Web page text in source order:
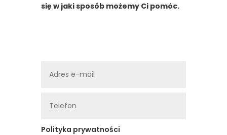
się w jaki sposób możemy Ci pomóc.
Polityka prywatności